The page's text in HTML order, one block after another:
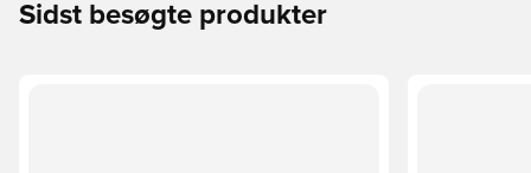
Sidst besøgte produkter